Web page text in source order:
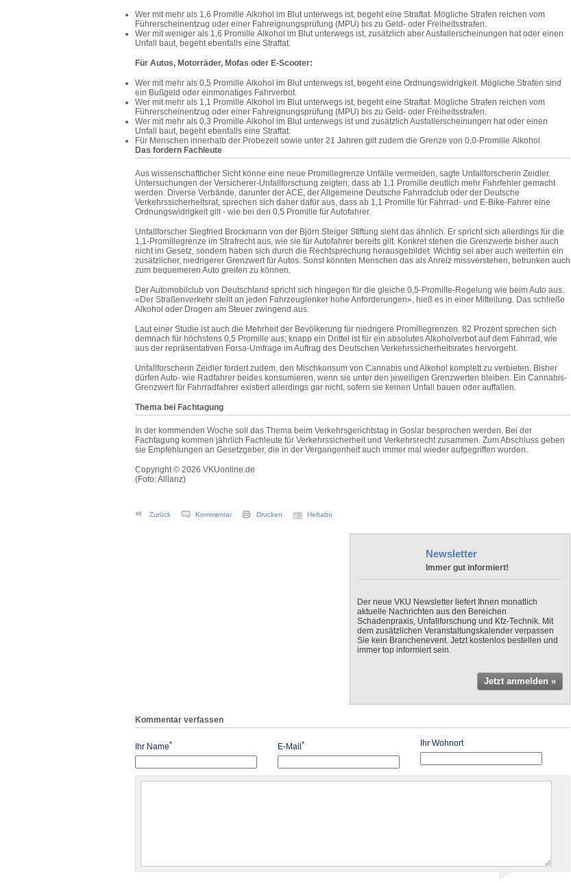
Wer mit mehr als 1,6 Promille Alkohol im Blut unterwegs ist, begeht eine Straftat. Mögliche Strafen reichen vom
Führerscheinentzug oder einer Fahreignungsprüfung (MPU) bis zu Geld- oder Freiheitsstrafen.
Wer mit weniger als 1,6 Promille Alkohol im Blut unterwegs ist, zusätzlich aber Ausfallerscheinungen hat oder einen
Unfall baut, begeht ebenfalls eine Straftat.
Für Autos, Motorräder, Mofas oder E-Scooter:
Wer mit mehr als 0,5 Promille Alkohol im Blut unterwegs ist, begeht eine Ordnungswidrigkeit. Mögliche Strafen sind
ein Bußgeld oder einmonatiges Fahrverbot.
Wer mit mehr als 1,1 Promille Alkohol im Blut unterwegs ist, begeht eine Straftat. Mögliche Strafen reichen vom
Führerscheinentzug oder einer Fahreignungsprüfung (MPU) bis zu Geld- oder Freiheitsstrafen.
Wer mit mehr als 0,3 Promille Alkohol im Blut unterwegs ist und zusätzlich Ausfallerscheinungen hat oder einen
Unfall baut, begeht ebenfalls eine Straftat.
Für Menschen innerhalb der Probezeit sowie unter 21 Jahren gilt zudem die Grenze von 0,0-Promille Alkohol.
Das fordern Fachleute
Aus wissenschaftlicher Sicht könne eine neue Promillegrenze Unfälle vermeiden, sagte Unfallforscherin Zeidler.
Untersuchungen der Versicherer-Unfallforschung zeigten, dass ab 1,1 Promille deutlich mehr Fahrfehler gemacht
werden. Diverse Verbände, darunter der ACE, der Allgemeine Deutsche Fahrradclub oder der Deutsche
Verkehrssicherheitsrat, sprechen sich daher dafür aus, dass ab 1,1 Promille für Fahrrad- und E-Bike-Fahrer eine
Ordnungswidrigkeit gilt - wie bei den 0,5 Promille für Autofahrer.
Unfallforscher Siegfried Brockmann von der Björn Steiger Stiftung sieht das ähnlich. Er spricht sich allerdings für die
1,1-Promillegrenze im Strafrecht aus, wie sie für Autofahrer bereits gilt. Konkret stehen die Grenzwerte bisher auch
nicht im Gesetz, sondern haben sich durch die Rechtsprechung herausgebildet. Wichtig sei aber auch weiterhin ein
zusätzlicher, niedrigerer Grenzwert für Autos. Sonst könnten Menschen das als Anreiz missverstehen, betrunken auch
zum bequemeren Auto greifen zu können.
Der Automobilclub von Deutschland spricht sich hingegen für die gleiche 0,5-Promille-Regelung wie beim Auto aus.
«Der Straßenverkehr stellt an jeden Fahrzeuglenker hohe Anforderungen», hieß es in einer Mitteilung. Das schließe
Alkohol oder Drogen am Steuer zwingend aus.
Laut einer Studie ist auch die Mehrheit der Bevölkerung für niedrigere Promillegrenzen. 82 Prozent sprechen sich
demnach für höchstens 0,5 Promille aus; knapp ein Drittel ist für ein absolutes Alkoholverbot auf dem Fahrrad, wie
aus der repräsentativen Forsa-Umfrage im Auftrag des Deutschen Verkehrssicherheitsrates hervorgeht.
Unfallforscherin Zeidler fordert zudem, den Mischkonsum von Cannabis und Alkohol komplett zu verbieten. Bisher
dürfen Auto- wie Radfahrer beides konsumieren, wenn sie unter den jeweiligen Grenzwerten bleiben. Ein Cannabis-
Grenzwert für Fahrradfahrer existiert allerdings gar nicht, sofern sie keinen Unfall bauen oder auffallen.
Thema bei Fachtagung
In der kommenden Woche soll das Thema beim Verkehrsgerichtstag in Goslar besprochen werden. Bei der
Fachtagung kommen jährlich Fachleute für Verkehrssicherheit und Verkehrsrecht zusammen. Zum Abschluss geben
sie Empfehlungen an Gesetzgeber, die in der Vergangenheit auch immer mal wieder aufgegriffen wurden.
Copyright © 2026 VKUonline.de
(Foto: Allianz)
Zurück Kommentar Drucken Heftabo
Newsletter
Immer gut informiert!
Der neue VKU Newsletter liefert Ihnen monatlich
aktuelle Nachrichten aus den Bereichen
Schadenpraxis, Unfallforschung und Kfz-Technik. Mit
dem zusätzlichen Veranstaltungskalender verpassen
Sie kein Branchenevent. Jetzt kostenlos bestellen und
immer top informiert sein.
Jetzt anmelden »
Kommentar verfassen
Ihr Name* E-Mail* Ihr Wohnort